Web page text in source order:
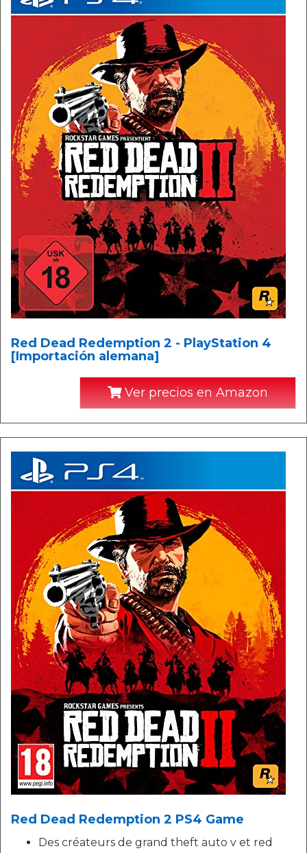
Red Dead Redemption 2 - PlayStation 4
[Importación alemana]
Ver precios en Amazon
Red Dead Redemption 2 PS4 Game
Des créateurs de grand theft auto v et red